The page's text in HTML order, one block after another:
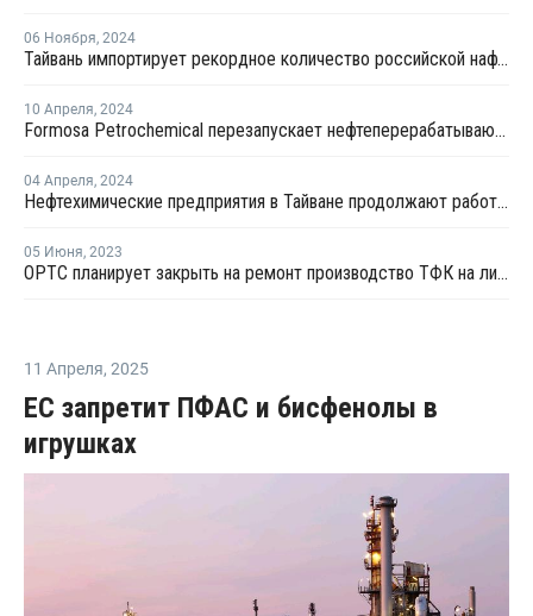
06 Ноября, 2024
Тайвань импортирует рекордное количество российской нафты
10 Апреля, 2024
Formosa Petrochemical перезапускает нефтеперерабатывающий завод в Майляо и производство
04 Апреля, 2024
Нефтехимические предприятия в Тайване продолжают работать в нормальном режиме
05 Июня, 2023
OPTC планирует закрыть на ремонт производство ТФК на линии №3 в Тайване
11 Апреля, 2025
ЕС запретит ПФАС и бисфенолы в
игрушках